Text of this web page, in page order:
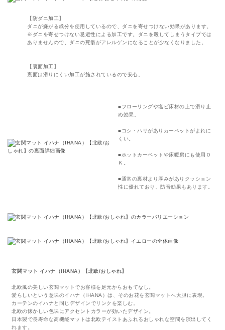
【防ダニ加工】
ダニが嫌がる成分を使用しているので、ダニを寄せつけない効果があります。
※ダニを寄せつけない忌避性による加工です。ダニを殺してしまうタイプでは
ありませんので、ダニの死骸がアレルゲンになることが少なくなりました。
【裏面加工】
裏面は滑りにくい加工が施されているので安心。
■フローリングや塩ビ床材の上で滑り止
め効果。
■コシ・ハリがありカーペットがよれに
くい。
■ホットカーペットや床暖房にも使用Ｏ
Ｋ。
■通常の裏材より厚みがありクッション
性に優れており、防音効果もあります。
玄関マット イハナ（IHANA）【北欧/おしゃれ】
北欧風の美しい玄関マットでお客様を足元からおもてなし。
愛らしいという意味のイハナ（IHANA）は、そのお花を玄関マットへ大胆に表現。
カーテンのイハナと同じデザインでリンクを楽しむ。
北欧の懐かしい色味にアクセントカラーが効いたデザイン。
日本製で長寿命な高機能マットは北欧テイストあふれるおしゃれな空間を演出してく
れます。